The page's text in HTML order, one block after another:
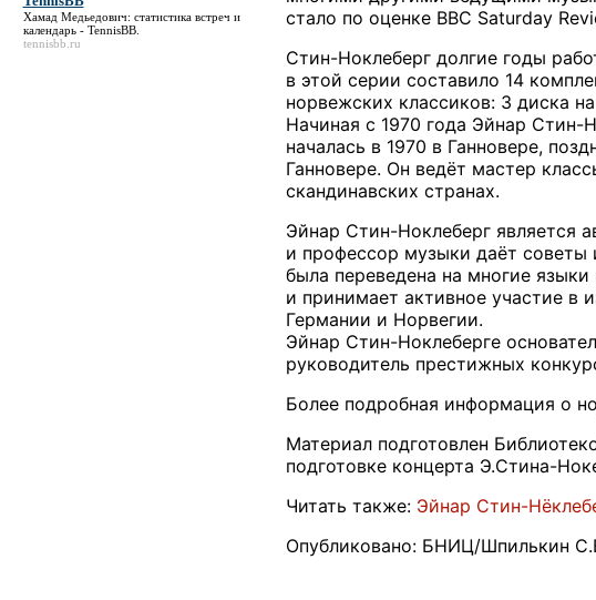
Хамад Медьедович: статистика встреч и
календарь - TennisBB.
tennisbb.ru
стало по оценке BBC Saturday
Стин-Ноклеберг долгие годы
в этой серии составило 14
норвежских классиков: 3 диска
Начиная с 1970 года Эйнар Стин-
началась в 1970 в Ганновере,
Ганновере. Он ведёт мастер
скандинавских странах.
Эйнар Стин-Ноклеберг является
и профессор музыки даёт советы
была переведена на многие
и принимает активное участие в
Германии и Норвегии.
Эйнар Стин-Ноклеберге
руководитель престижных
Более подробная информация о
Материал подготовлен
подготовке концерта Э.Стина-
Читать также: Эйнар Стин-
Опубликовано: БНИЦ/Шпилькин